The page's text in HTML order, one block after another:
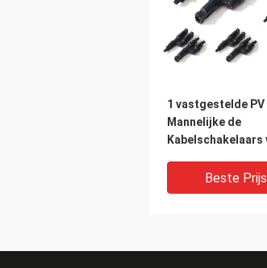
1 vastgestelde PV
Mannelijke de
Kabelschakelaars
Waterdichte
Zonnepaneel
Beste Prijs